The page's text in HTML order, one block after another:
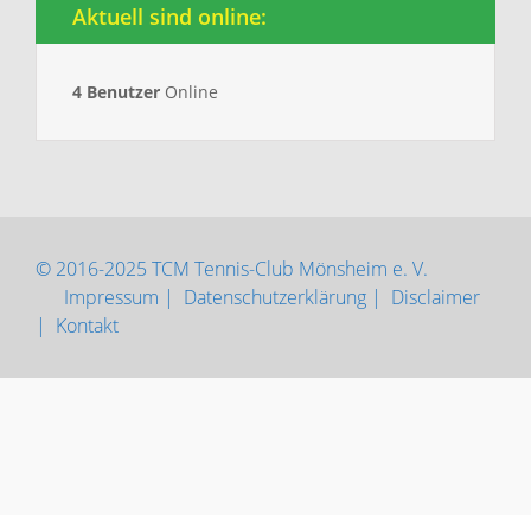
Aktuell sind online:
4 Benutzer Online
© 2016-2025 TCM Tennis-Club Mönsheim e. V.
Impressum | Datenschutzerklärung | Disclaimer
| Kontakt